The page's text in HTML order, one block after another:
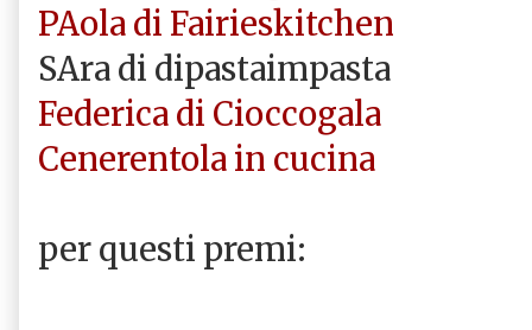
PAola di Fairieskitchen
SAra di dipastaimpasta
Federica di Cioccogala
Cenerentola in cucina
per questi premi: